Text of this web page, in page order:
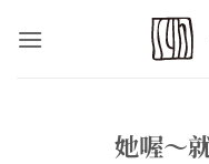
她喔～